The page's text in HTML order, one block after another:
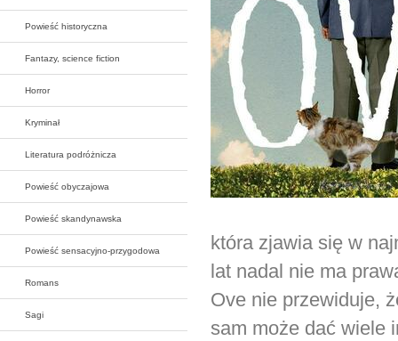
Powieść historyczna
Fantazy, science fiction
Horror
Kryminał
Literatura podróżnicza
Powieść obyczajowa
Powieść skandynawska
Powieść sensacyjno-przygodowa
Romans
Sagi
która zjawia się w
lat nadal nie ma
Ove nie przewiduje,
sam może dać wiele